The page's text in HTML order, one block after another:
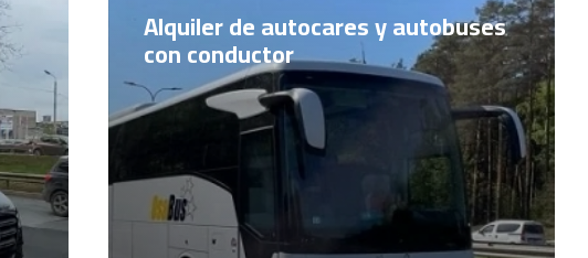
Alquiler de autocares y autobuses
con conductor